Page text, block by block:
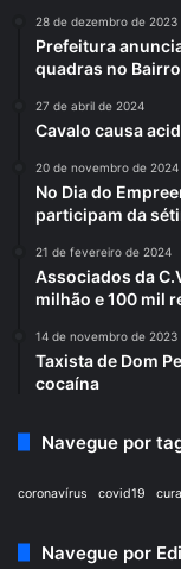
28 de dezembro de 2023
Prefeitura
quadras no
27 de abril de 2024
Cavalo causa
20 de novembro de 2024
No Dia do
participam da
21 de fevereiro de 2024
Associados da
milhão e 100 mil
14 de novembro de 2023
Taxista de Dom
cocaína
Navegue por
coronavírus covid19 cura
Navegue por